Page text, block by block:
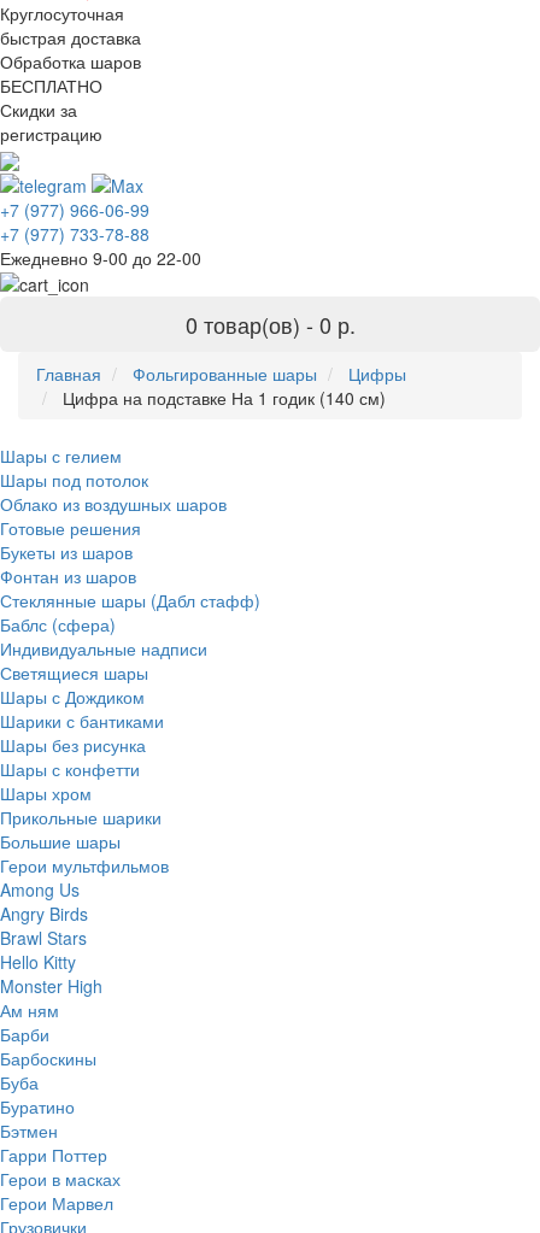
Круглосуточная
быстрая доставка
Обработка шаров
БЕСПЛАТНО
Скидки за
регистрацию
+7 (977) 966-06-99
+7 (977) 733-78-88
Ежедневно 9-00 до 22-00
0 товар(ов) - 0 р.
Главная Фольгированные шары
Цифры
Цифра на подставке На 1 годик (140 см)
Шары с гелием
Шары под потолок
Облако из воздушных шаров
Готовые решения
Букеты из шаров
Фонтан из шаров
Стеклянные шары (Дабл стафф)
Баблс (сфера)
Индивидуальные надписи
Светящиеся шары
Шары с Дождиком
Шарики с бантиками
Шары без рисунка
Шары с конфетти
Шары хром
Прикольные шарики
Большие шары
Герои мультфильмов
Among Us
Angry Birds
Brawl Stars
Hello Kitty
Monster High
Ам ням
Барби
Барбоскины
Буба
Буратино
Бэтмен
Гарри Поттер
Герои в масках
Герои Марвел
Грузовички